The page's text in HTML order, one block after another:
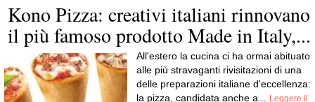
Kono Pizza: creativi italiani rinnovano
il più famoso prodotto Made in Italy,...
All'estero la cucina ci ha ormai abituato
alle più stravaganti rivisitazioni di una
delle preparazioni italiane d'eccellenza:
la pizza, candidata anche a...
Leggere il